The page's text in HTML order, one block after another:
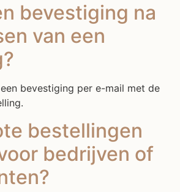
bevestiging na
van een
bevestiging per e-mail met de
bestellingen
bedrijven of